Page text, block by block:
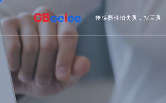
传感器件怕失灵，找百灵